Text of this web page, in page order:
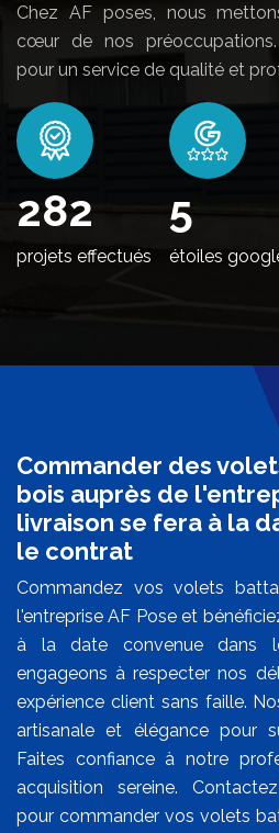
Chez AF poses, nous
cœur de nos
pour un service de qualité et
342
projets effectués
5
étoiles
Commander des
bois auprès de
livraison se fera à la
le contrat
Commandez vos volets
l'entreprise AF Pose et
à la date convenue dans
engageons à respecter nos
expérience client sans faille.
artisanale et élégance pour
Faites confiance à notre
acquisition sereine.
pour commander vos volets